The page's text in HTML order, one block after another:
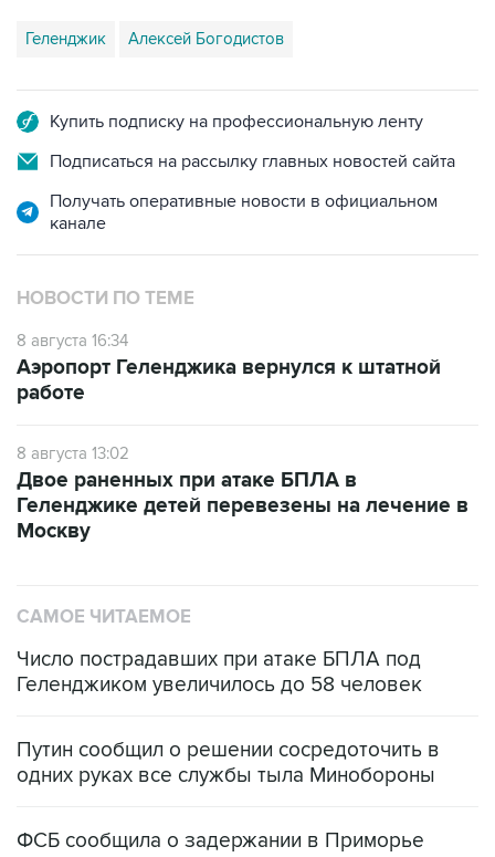
Геленджик Алексей Богодистов
Купить подписку на профессиональную ленту
Подписаться на рассылку главных новостей сайта
Получать оперативные новости в официальном
канале
НОВОСТИ ПО ТЕМЕ
8 августа 16:34
Аэропорт Геленджика вернулся к штатной
работе
8 августа 13:02
Двое раненных при атаке БПЛА в
Геленджике детей перевезены на лечение в
Москву
САМОЕ ЧИТАЕМОЕ
Число пострадавших при атаке БПЛА под
Геленджиком увеличилось до 58 человек
Путин сообщил о решении сосредоточить в
одних руках все службы тыла Минобороны
ФСБ сообщила о задержании в Приморье